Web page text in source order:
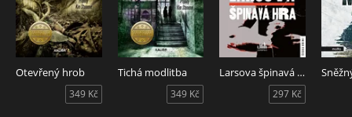
Otevřený hrob
349 Kč
Tichá modlitba
349 Kč
Larsova špinavá hra
297 Kč